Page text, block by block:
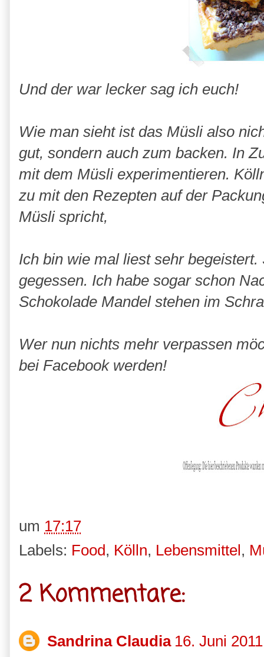
Und der war lecker sag ich euch!
Wie man sieht ist das Müsli also
gut, sondern auch zum backen. In
mit dem Müsli experimentieren.
zu mit den Rezepten auf der
Müsli spricht,
Ich bin wie mal liest sehr
gegessen. Ich habe sogar schon
Schokolade Mandel stehen im
Wer nun nichts mehr verpassen
bei Facebook werden!
um 17:17
Labels: Food, Kölln, Lebensmittel,
2 Kommentare:
Sandrina Claudia 16. Juni